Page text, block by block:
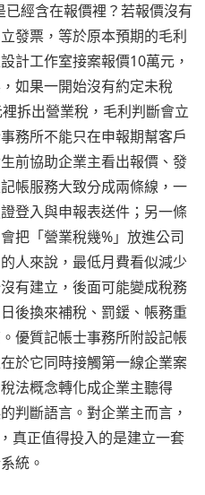
經含在報價裡？若報價沒有
發票，等於原本預期的毛利
計工作室接案報價10萬元，
如果一開始沒有約定未稅
拆出營業稅，毛利判斷會立
務所不能只在申報期幫客戶
前協助企業主看出報價、發
帳服務大致分成兩條線，一
登入與申報表送件；另一條
把「營業稅幾%」放進公司
人來說，最低月費看似減少
有建立，後面可能變成稅務
後換來補稅、罰鍰、帳務重
優質記帳士事務所附設記帳
於它同時接觸第一線企業案
法概念轉化成企業主聽得
判斷語言。對企業主而言，
真正值得投入的是建立一套
統。